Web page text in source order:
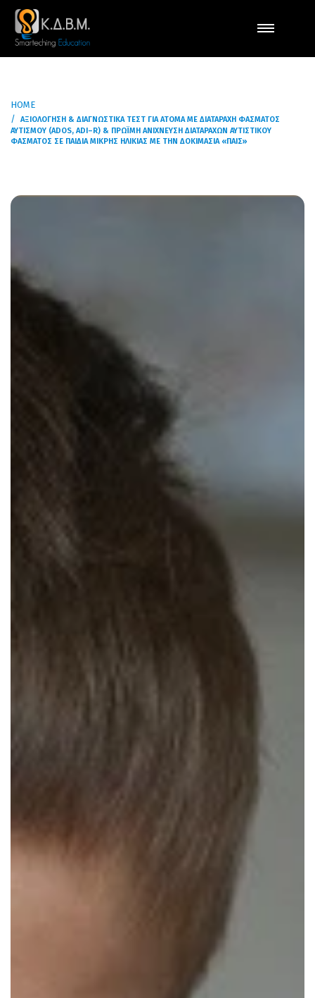
HOME
ΑΞΙΟΛΌΓΗΣΗ & ΔΙΑΓΝΩΣΤΙΚΆ ΤΕΣΤ ΓΙΑ ΆΤΟΜΑ ΜΕ ΔΙΑΤΑΡΑΧΉ ΦΆΣΜΑΤΟΣ
ΑΥΤΙΣΜΟΎ (ADOS, ADI–R) & ΠΡΏΙΜΗ ΑΝΊΧΝΕΥΣΗ ΔΙΑΤΑΡΑΧΏΝ ΑΥΤΙΣΤΙΚΟΎ
ΦΆΣΜΑΤΟΣ ΣΕ ΠΑΙΔΙΆ ΜΙΚΡΉΣ ΗΛΙΚΊΑΣ ΜΕ ΤΗΝ ΔΟΚΙΜΑΣΊΑ «ΠΑΙΣ»